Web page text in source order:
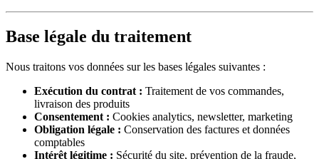
Base légale du traitement
Nous traitons vos données sur les bases légales suivantes :
Exécution du contrat : Traitement de vos commandes,
livraison des produits
Consentement : Cookies analytics, newsletter, marketing
Obligation légale : Conservation des factures et données
comptables
Intérêt légitime : Sécurité du site, prévention de la fraude,